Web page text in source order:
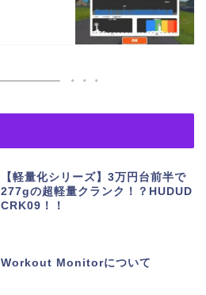
【軽量化シリーズ】3万円台前半で
277gの超軽量クランク！？HUDUD
CRK09！！
Workout Monitorについて